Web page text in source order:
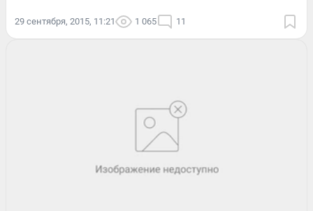
29 сентября, 2015, 11:21 1 065 11